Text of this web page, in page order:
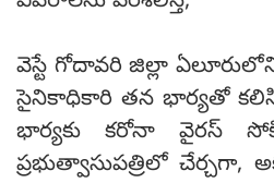
వెస్టే గోదావరి జిల్లా
సైనికాధికారి తన భార్యతో
భార్యకు కరోనా వైరస్
ప్రభుత్వాసుపత్రిలో చేర్చగా,